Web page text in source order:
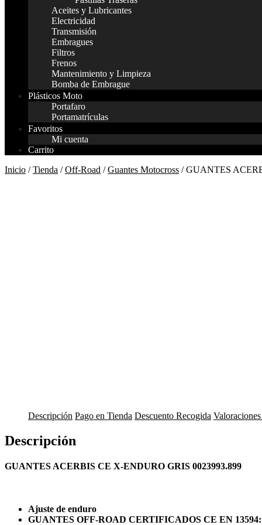
Aceites y Lubricantes
Electricidad
Transmisión
Embragues
Filtros
Frenos
Mantenimiento y Limpieza
Bomba de Embrague
Plásticos Moto
Portafaro
Portamatrículas
Favoritos
Mi cuenta
Carrito
Inicio /Tienda /Off-Road /Guantes Motocross / GUANTES
Descripción Pago en Tienda Descuento Recogida
Descripción
GUANTES ACERBIS CE X-ENDURO GRIS 0023993.899
Ajuste de enduro
GUANTES OFF-ROAD CERTIFICADOS CE EN 13594: